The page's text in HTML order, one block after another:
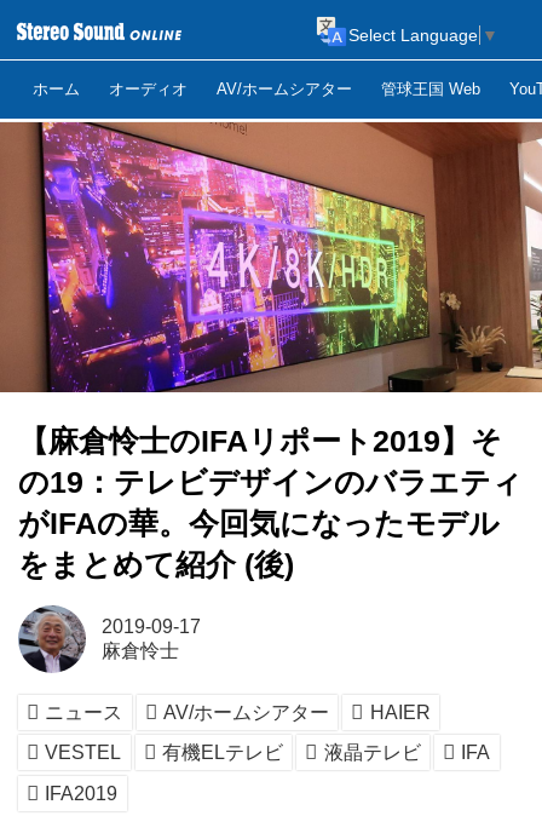
ホーム オーディオ AV/ホームシアター 管球王国 Web
Select Language ▼
【麻倉怜士のIFAリポート2019】そ
の19：テレビデザインのバラエティ
がIFAの華。今回気になったモデル
をまとめて紹介 (後)
2019-09-17
麻倉怜士
ニュース AV/ホームシアター
HAIER
VESTEL
有機ELテレビ 液晶テレビ
IFA
IFA2019